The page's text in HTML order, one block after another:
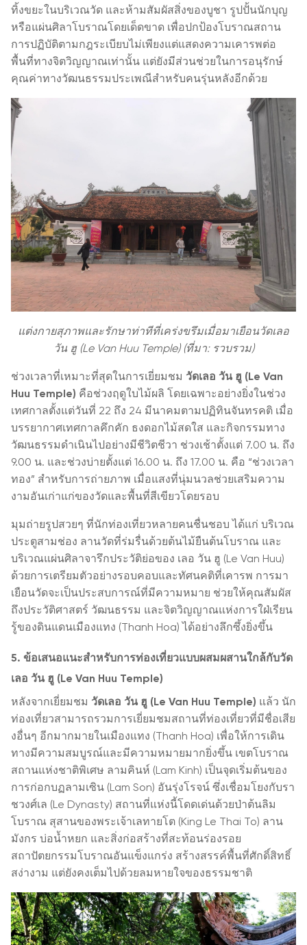
ทิ้งขยะในบริเวณวัด และห้ามสัมผัสสิ่งของบูชา รูปปั้นนักบุญ
หรือแผ่นศิลาโบราณโดยเด็ดขาด เพื่อปกป้องโบราณสถาน
การปฏิบัติตามกฎระเบียบไม่เพียงแต่แสดงความเคารพต่อ
พื้นที่ทางจิตวิญญาณเท่านั้น แต่ยังมีส่วนช่วยในการอนุรักษ์
คุณค่าทางวัฒนธรรมประเพณีสำหรับคนรุ่นหลังอีกด้วย
แต่งกายสุภาพและรักษาท่าทีที่เคร่งขรึมเมื่อมาเยือนวัดเลอ
วัน ฮู (Le Van Huu Temple) (ที่มา: รวบรวม)
ช่วงเวลาที่เหมาะที่สุดในการเยี่ยมชม วัดเลอ วัน ฮู (Le Van
Huu Temple) คือช่วงฤดูใบไม้ผลิ โดยเฉพาะอย่างยิ่งในช่วง
เทศกาลตั้งแต่วันที่ 22 ถึง 24 มีนาคมตามปฏิทินจันทรคติ เมื่อ
บรรยากาศเทศกาลคึกคัก ธงดอกไม้สดใส และกิจกรรมทาง
วัฒนธรรมดำเนินไปอย่างมีชีวิตชีวา ช่วงเช้าตั้งแต่ 7.00 น. ถึง
9.00 น. และช่วงบ่ายตั้งแต่ 16.00 น. ถึง 17.00 น. คือ “ช่วงเวลา
ทอง” สำหรับการถ่ายภาพ เมื่อแสงที่นุ่มนวลช่วยเสริมความ
งามอันเก่าแก่ของวัดและพื้นที่สีเขียวโดยรอบ
มุมถ่ายรูปสวยๆ ที่นักท่องเที่ยวหลายคนชื่นชอบ ได้แก่ บริเวณ
ประตูสามช่อง ลานวัดที่ร่มรื่นด้วยต้นไม้ยืนต้นโบราณ และ
บริเวณแผ่นศิลาจารึกประวัติย่อของ เลอ วัน ฮู (Le Van Huu)
ด้วยการเตรียมตัวอย่างรอบคอบและทัศนคติที่เคารพ การมา
เยือนวัดจะเป็นประสบการณ์ที่มีความหมาย ช่วยให้คุณสัมผัส
ถึงประวัติศาสตร์ วัฒนธรรม และจิตวิญญาณแห่งการใฝ่เรียน
รู้ของดินแดนเมืองแทง (Thanh Hoa) ได้อย่างลึกซึ้งยิ่งขึ้น
5. ข้อเสนอแนะสำหรับการท่องเที่ยวแบบผสมผสานใกล้กับวัด
เลอ วัน ฮู (Le Van Huu Temple)
หลังจากเยี่ยมชม วัดเลอ วัน ฮู (Le Van Huu Temple) แล้ว นัก
ท่องเที่ยวสามารถรวมการเยี่ยมชมสถานที่ท่องเที่ยวที่มีชื่อเสีย
งอื่นๆ อีกมากมายในเมืองแทง (Thanh Hoa) เพื่อให้การเดิน
ทางมีความสมบูรณ์และมีความหมายมากยิ่งขึ้น เขตโบราณ
สถานแห่งชาติพิเศษ ลามคินห์ (Lam Kinh) เป็นจุดเริ่มต้นของ
การก่อกบฏลามเซิน (Lam Son) อันรุ่งโรจน์ ซึ่งเชื่อมโยงกับรา
ชวงศ์เล (Le Dynasty) สถานที่แห่งนี้โดดเด่นด้วยป่าต้นลิม
โบราณ สุสานของพระเจ้าเลทายโต (King Le Thai To) ลาน
มังกร บ่อน้ำหยก และสิ่งก่อสร้างที่สะท้อนร่องรอย
สถาปัตยกรรมโบราณอันแข็งแกร่ง สร้างสรรค์พื้นที่ศักดิ์สิทธิ์
สง่างาม แต่ยังคงเต็มไปด้วยลมหายใจของธรรมชาติ